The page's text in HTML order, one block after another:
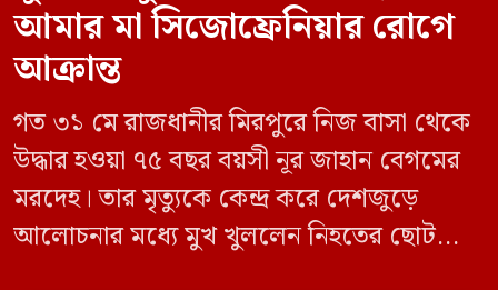
আমার মা সিজোফ্রেনিয়ার রোগে
আক্রান্ত
গত ৩১ মে রাজধানীর মিরপুরে নিজ বাসা থেকে
উদ্ধার হওয়া ৭৫ বছর বয়সী নূর জাহান বেগমের
মরদেহ। তার মৃত্যুকে কেন্দ্র করে দেশজুড়ে
আলোচনার মধ্যে মুখ খুললেন নিহতের ছোট